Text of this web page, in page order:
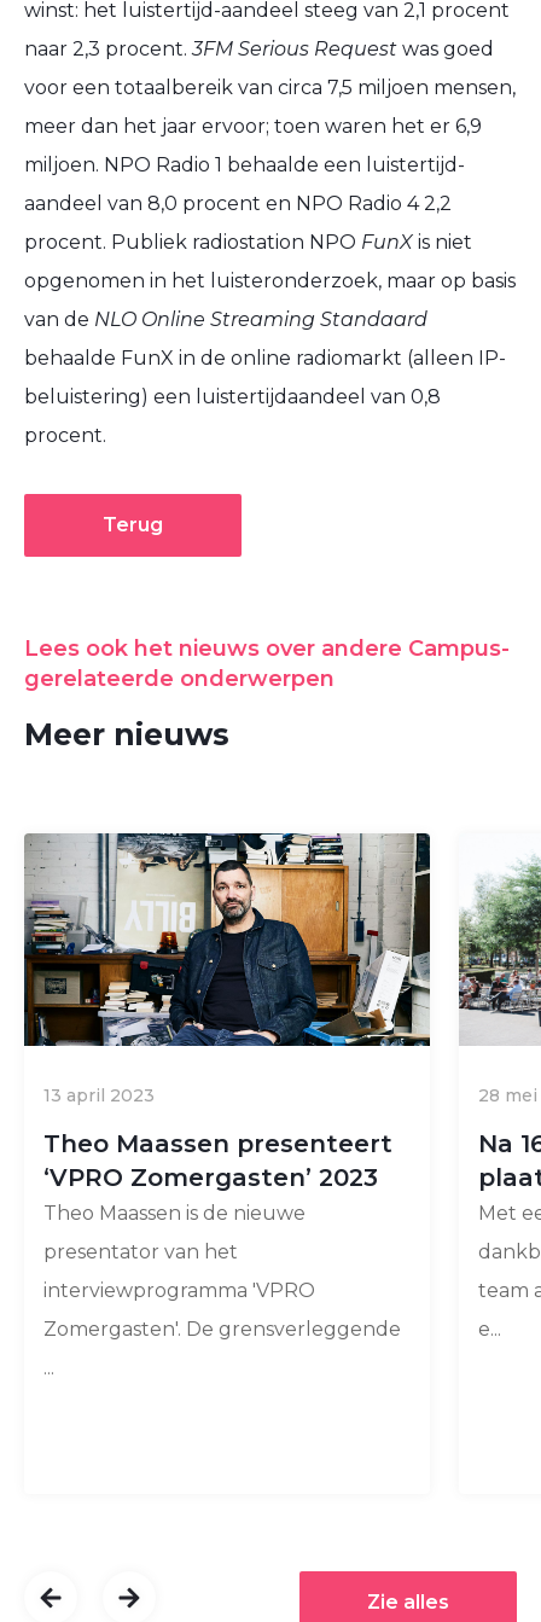
winst: het luistertijd-aandeel steeg van 2,1 procent
naar 2,3 procent.3FM Serious Request was goed
voor een totaalbereik van circa 7,5 miljoen mensen,
meer dan het jaar ervoor; toen waren het er 6,9
miljoen. NPO Radio 1 behaalde een luistertijd-
aandeel van 8,0 procent en NPO Radio 4 2,2
procent. Publiek radiostation NPO FunX is niet
opgenomen in het luisteronderzoek, maar op basis
van de NLO Online Streaming Standaard
behaalde FunX in de online radiomarkt (alleen IP-
beluistering) een luistertijdaandeel van 0,8
procent.
Terug
Lees ook het nieuws over andere Campus-
gerelateerde onderwerpen
Meer nieuws
13 april 2023
Theo Maassen presenteert
‘VPRO Zomergasten’ 2023
Theo Maassen is de nieuwe
presentator van het
interviewprogramma 'VPRO
Zomergasten'. De grensverleggende
...
28
Na
Met
team
e...
Zie alles